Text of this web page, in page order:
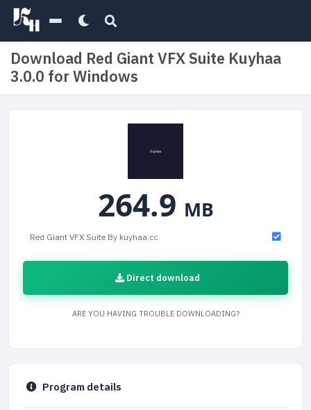
Download Red Giant VFX Suite Kuyhaa
3.0.0 for Windows
264.9 MB
Red Giant VFX Suite By kuyhaa.cc
Direct download
ARE YOU HAVING TROUBLE DOWNLOADING?
Program details